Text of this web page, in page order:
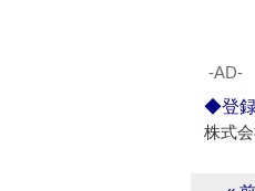
‐AD‐
◆登
株式